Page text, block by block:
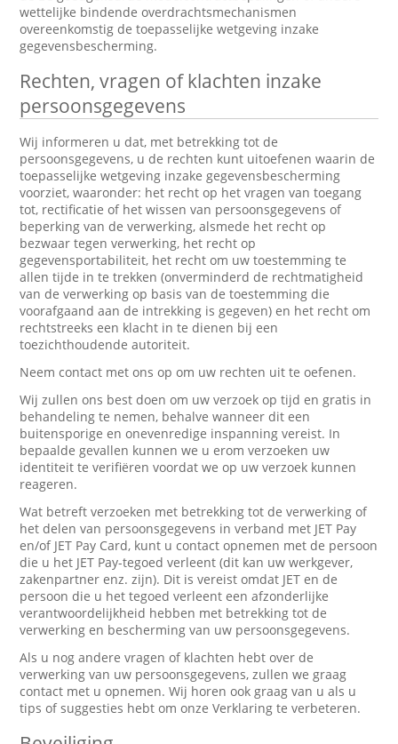
wettelijke bindende overdrachtsmechanismen
overeenkomstig de toepasselijke wetgeving inzake
gegevensbescherming.
Rechten, vragen of klachten inzake
persoonsgegevens
Wij informeren u dat, met betrekking tot de
persoonsgegevens, u de rechten kunt uitoefenen waarin de
toepasselijke wetgeving inzake gegevensbescherming
voorziet, waaronder: het recht op het vragen van toegang
tot, rectificatie of het wissen van persoonsgegevens of
beperking van de verwerking, alsmede het recht op
bezwaar tegen verwerking, het recht op
gegevensportabiliteit, het recht om uw toestemming te
allen tijde in te trekken (onverminderd de rechtmatigheid
van de verwerking op basis van de toestemming die
voorafgaand aan de intrekking is gegeven) en het recht om
rechtstreeks een klacht in te dienen bij een
toezichthoudende autoriteit.
Neem contact met ons op om uw rechten uit te oefenen.
Wij zullen ons best doen om uw verzoek op tijd en gratis in
behandeling te nemen, behalve wanneer dit een
buitensporige en onevenredige inspanning vereist. In
bepaalde gevallen kunnen we u erom verzoeken uw
identiteit te verifiëren voordat we op uw verzoek kunnen
reageren.
Wat betreft verzoeken met betrekking tot de verwerking of
het delen van persoonsgegevens in verband met JET Pay
en/of JET Pay Card, kunt u contact opnemen met de persoon
die u het JET Pay-tegoed verleent (dit kan uw werkgever,
zakenpartner enz. zijn). Dit is vereist omdat JET en de
persoon die u het tegoed verleent een afzonderlijke
verantwoordelijkheid hebben met betrekking tot de
verwerking en bescherming van uw persoonsgegevens.
Als u nog andere vragen of klachten hebt over de
verwerking van uw persoonsgegevens, zullen we graag
contact met u opnemen. Wij horen ook graag van u als u
tips of suggesties hebt om onze Verklaring te verbeteren.